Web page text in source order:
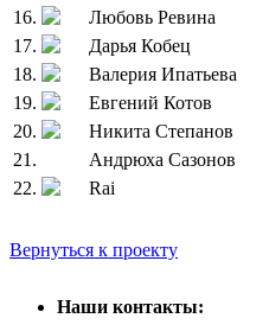
16.
Любовь Ревина
17.
Дарья Кобец
18.
Валерия Ипатьева
19.
Евгений Котов
20.
Никита Степанов
21.
Андрюха Сазонов
22.
Rai
Вернуться к проекту
Наши контакты: